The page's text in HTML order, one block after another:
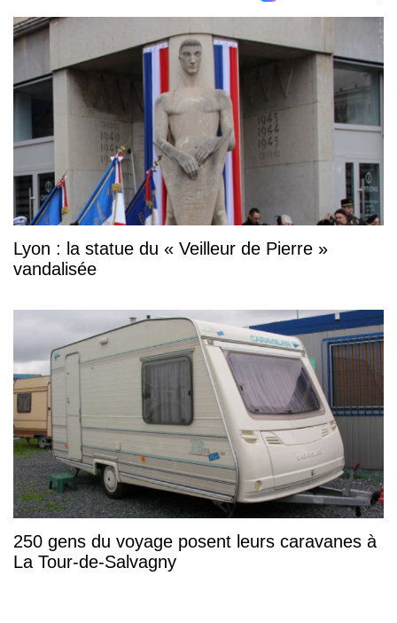
Lyon : la statue du « Veilleur de Pierre »
vandalisée
250 gens du voyage posent leurs caravanes à
La Tour-de-Salvagny